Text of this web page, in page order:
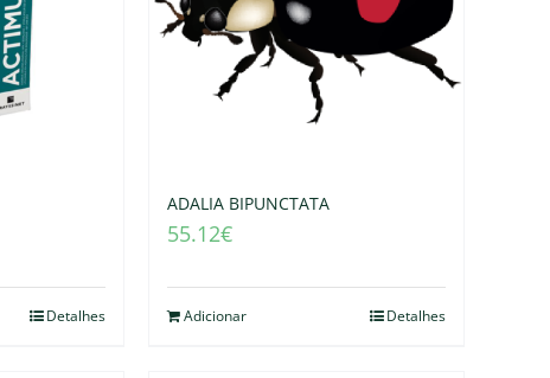
Detalhes
ADALIA BIPUNCTATA
55.12€
Adicionar Detalhes